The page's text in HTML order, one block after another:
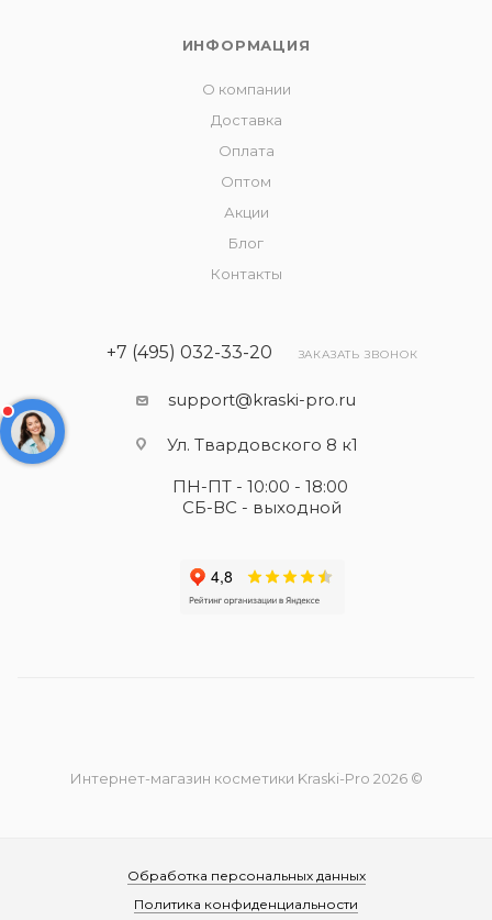
ИНФОРМАЦИЯ
О компании
Доставка
Оплата
Оптом
Акции
Блог
Контакты
+7 (495) 032-33-20 ЗАКАЗАТЬ ЗВОНОК
support@kraski-pro.ru
Ул. Твардовского 8 к1
ПН-ПТ - 10:00 - 18:00
СБ-ВС - выходной
Интернет-магазин косметики Kraski-Pro 2026 ©
Обработка персональных данных
Политика конфиденциальности